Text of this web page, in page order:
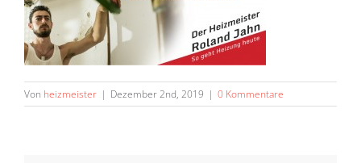
Von heizmeister | Dezember 2nd, 2019 | 0 Kommentare